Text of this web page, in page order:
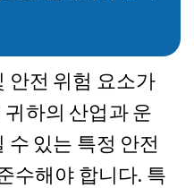
안전 위험 요소가
하의 산업과 운
수 있는 특정 안전
수해야 합니다. 특